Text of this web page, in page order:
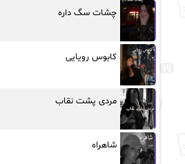
چشات سگ داره
کابوس رویایی
مردی پشت نقاب
شاهراه